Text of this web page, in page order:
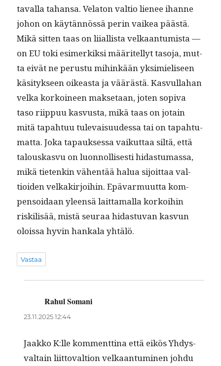
taval­la tahansa. Vela­ton val­tio lie­nee ihanne
johon on käytän­nössä perin vaikea päästä.
Mikä sit­ten taas on liial­lista velka­an­tu­mista —
on EU toki esimerkik­si määritel­lyt taso­ja, mut­
ta eivät ne perus­tu mihinkään yksimieliseen
käsi­tyk­seen oikeas­ta ja väärästä. Kasvul­la­han
vel­ka korkoi­neen mak­se­taan, joten sopi­va
taso riip­puu kasvus­ta, mikä taas on jotain
mitä tapah­tuu tule­vaisu­udessa tai on tapah­tu­
mat­ta. Joka tapauk­ses­sa vaikut­taa siltä, että
talouskasvu on luon­nol­lis­es­ti hidas­tu­mas­sa,
mikä tietenkin vähen­tää halua sijoit­taa val­
tioiden velka­kir­joi­hin. Epä­var­muut­ta kom­
pen­soidaan yleen­sä lait­ta­mal­la korkoi­hin
riskil­isää, mis­tä seu­raa hidas­tu­van kasvun
olois­sa hyvin han­kala yhtälö.
Vastaa
Rahul Somani
23.11.2025 12:44
Jaakko K:lle kom­ment­ti­na että eikös Yhdys­
val­tain liit­to­val­tion velka­an­tu­mi­nen johdu